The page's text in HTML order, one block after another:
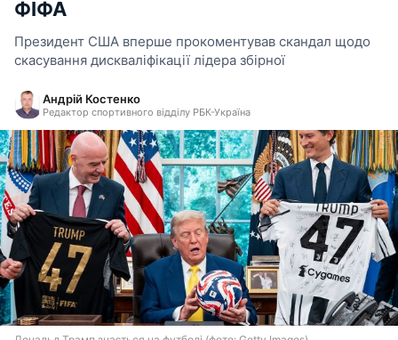
ФІФА
Президент США вперше прокоментував скандал щодо
скасування дискваліфікації лідера збірної
Андрій Костенко
Редактор спортивного відділу РБК-Україна